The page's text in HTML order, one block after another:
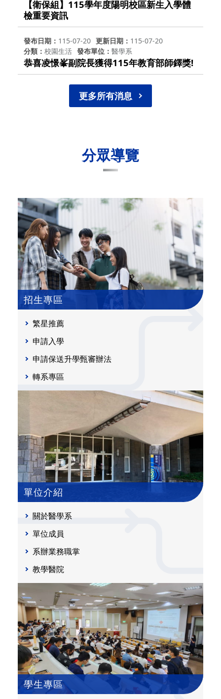
【衛保組】115學年度陽明校區新生入學體
檢重要資訊
發布日期 115-07-20 更新日期
115-07-20
分類
校園生活 發布單位 醫學系
恭喜凌憬峯副院長獲得115年教育部師鐸獎!
更多所有消息
分眾導覽
招生專區
繁星推薦
申請入學
申請保送升學甄審辦法
轉系專區
單位介紹
關於醫學系
單位成員
系辦業務職掌
教學醫院
學生專區